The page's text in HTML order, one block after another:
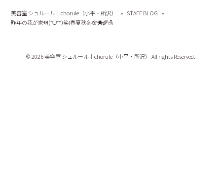
美容室 シュルール｜chorule（小平・所沢） » STAFF BLOG »
昨年の我が家ꉂꉂ(ᵔᗜᵔ*)笑!春夏秋冬🌸☀️🌾☃️
© 2026 美容室 シュルール｜chorule（小平・所沢） All rights Reserved.